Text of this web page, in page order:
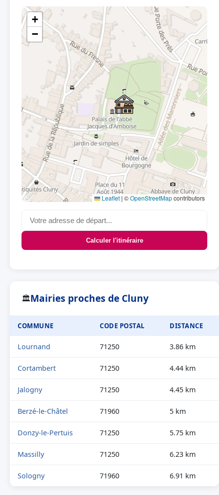
+
−
Leaflet | ©OpenStreetMapcontributors
Calculer l'itinéraire
🏛Mairies proches de Cluny
COMMUNE CODE POSTAL DISTANCE
Lournand 71250 3.86 km
Cortambert 71250 4.44 km
Jalogny 71250 4.45 km
Berzé-le-Châtel 71960 5 km
Donzy-le-Pertuis 71250 5.75 km
Massilly 71250 6.23 km
Sologny 71960 6.91 km